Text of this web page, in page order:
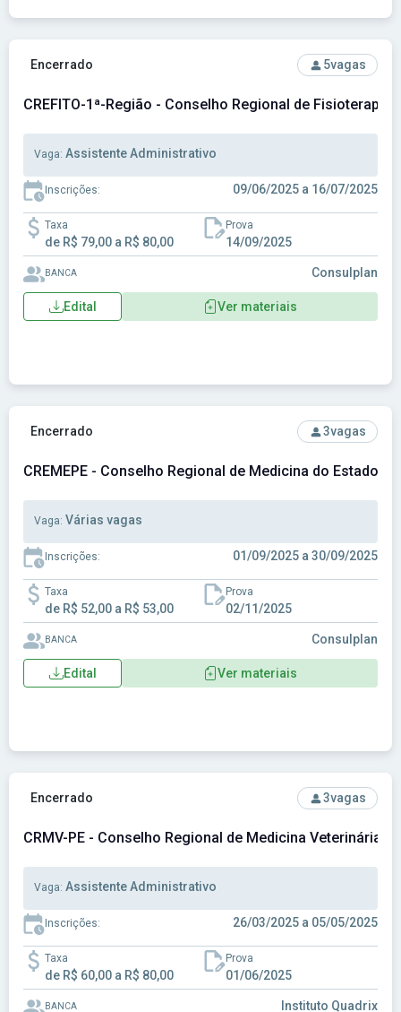
Ver concurso: CREFITO-1ª-Região - Conselho Regional de
Encerrado 5vagas
CREFITO-1ª-Região - Conselho Regional de Fisioterapia
Vaga: Assistente Administrativo
Inscrições: 09/06/2025 a 16/07/2025
Taxa
de R$ 79,00 a R$ 80,00
Prova
14/09/2025
BANCA Consulplan
Edital Ver materiais
Ver concurso: CREMEPE - Conselho Regional de Medicina
Encerrado 3vagas
CREMEPE - Conselho Regional de Medicina do Estado
Vaga: Várias vagas
Inscrições: 01/09/2025 a 30/09/2025
Taxa
de R$ 52,00 a R$ 53,00
Prova
02/11/2025
BANCA Consulplan
Edital Ver materiais
Ver concurso: CRMV-PE - Conselho Regional de Medicina
Encerrado 3vagas
CRMV-PE - Conselho Regional de Medicina Veterinária
Vaga: Assistente Administrativo
Inscrições: 26/03/2025 a 05/05/2025
Taxa
de R$ 60,00 a R$ 80,00
Prova
01/06/2025
BANCA Instituto Quadrix